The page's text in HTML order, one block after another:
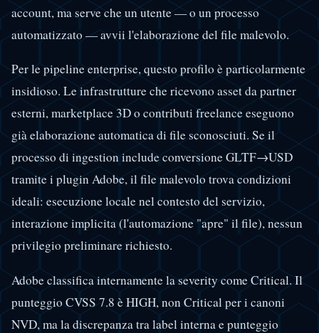
account, ma serve che un utente — o un processo
automatizzato — avvii l'elaborazione del file malevolo.
Per le pipeline enterprise, questo profilo è particolarmente
insidioso. Le infrastrutture che ricevono asset da partner
esterni, marketplace 3D o contributi freelance eseguono
già elaborazione automatica di file sconosciuti. Se il
processo di ingestion include conversione GLTF→USD
tramite i plugin Adobe, il file malevolo trova condizioni
ideali: esecuzione locale nel contesto del servizio,
interazione implicita (l'automazione "apre" il file), nessun
privilegio preliminare richiesto.
Adobe classifica internamente la severity come Critical. Il
punteggio CVSS 7.8 è HIGH, non Critical per i canoni
NVD, ma la discrepanza tra label interna e punteggio